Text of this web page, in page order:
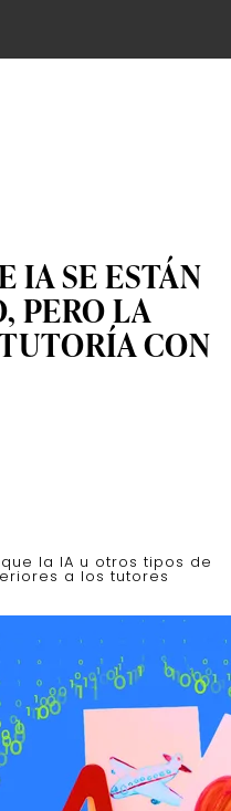
IA SE ESTÁN
PERO LA
CON
la IA u otros tipos de
a los tutores